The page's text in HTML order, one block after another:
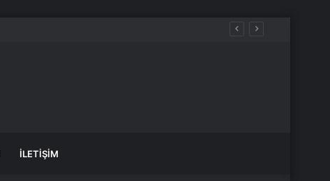
İLETIŞIM